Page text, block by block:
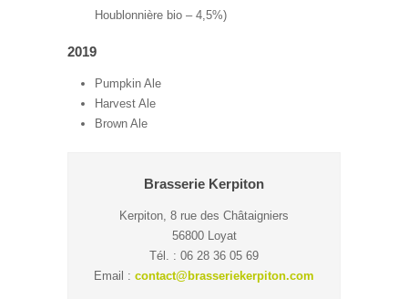
Houblonnière bio – 4,5%)
2019
Pumpkin Ale
Harvest Ale
Brown Ale
Brasserie Kerpiton
Kerpiton, 8 rue des Châtaigniers
56800 Loyat
Tél. : 06 28 36 05 69
Email : contact@brasseriekerpiton.com